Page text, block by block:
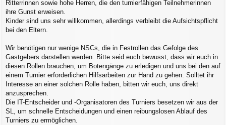
Ritterrinnen sowie hohe Herren, die den turnierfähigen Teilnehmerinnen
ihre Gunst erweisen.
Kinder sind uns sehr willkommen, allerdings verbleibt die Aufsichtspflicht
bei den Eltern.
Wir benötigen nur wenige NSCs, die in Festrollen das Gefolge des
Gastgebers darstellen werden. Bitte seid euch bewusst, dass wir euch in
diesen Rollen brauchen, um Botengänge zu erledigen und uns bei den auf
einem Turnier erforderlichen Hilfsarbeiten zur Hand zu gehen. Solltet ihr
Interesse an einer solchen Rolle haben, bitten wir euch, uns direkt
anzusprechen.
Die IT-Entscheider und -Organisatoren des Turniers besetzen wir aus der
SL, um schnelle Entscheidungen und einen reibungslosen Ablauf des
Turniers zu ermöglichen.